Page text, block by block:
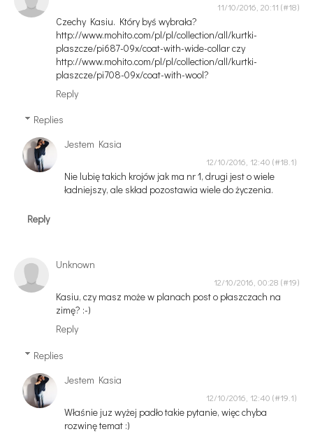
11/10/2016, 20:11
Czechy Kasiu. Który byś wybrała?
http://www.mohito.com/pl/pl/collection/all/kurtki-
plaszcze/pi687-09x/coat-with-wide-collar czy
http://www.mohito.com/pl/pl/collection/all/kurtki-
plaszcze/pi708-09x/coat-with-wool?
Reply
Replies
Jestem Kasia
12/10/2016, 12:40
Nie lubię takich krojów jak ma nr 1, drugi jest o wiele
ładniejszy, ale skład pozostawia wiele do życzenia.
Reply
Unknown
12/10/2016, 00:28
Kasiu, czy masz może w planach post o płaszczach na
zimę? :-)
Reply
Replies
Jestem Kasia
12/10/2016, 12:40
Właśnie juz wyżej padło takie pytanie, więc chyba
rozwinę temat :)